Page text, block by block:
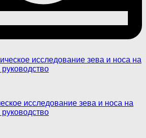
исследование зева и носа на